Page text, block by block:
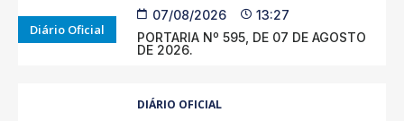
Diário Oficial
07/08/2026
13:27
PORTARIA Nº 595, DE 07 DE AGOSTO
DE 2026.
DIÁRIO OFICIAL